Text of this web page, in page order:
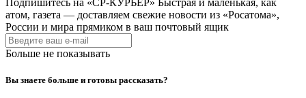
Подпишитесь на «СР-КУРЬЕР» Быстрая и маленькая, как
атом, газета — доставляем свежие новости из «Росатома»,
России и мира прямиком в ваш почтовый ящик
Больше не показывать
Вы знаете больше и готовы рассказать?